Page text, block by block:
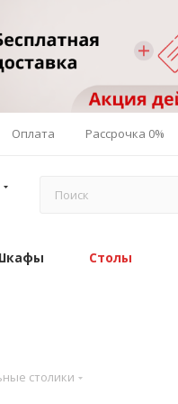
Оплата Рассрочка 0%
Столы
столики